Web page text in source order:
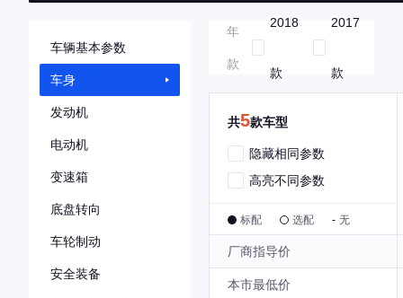
车辆基本参数
车身
发动机
电动机
变速箱
底盘转向
车轮制动
安全装备
年
款
2018
款
2017
款
共5款车型
隐藏相同参数
高亮不同参数
标配 选配 - 无
厂商指导价
本市最低价